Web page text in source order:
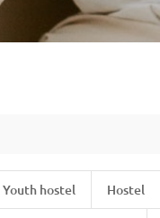
Youth hostel Hostel